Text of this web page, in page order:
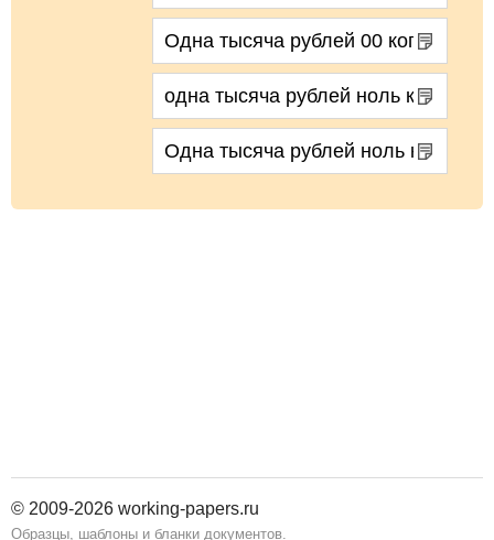
© 2009-2026 working-papers.ru
Образцы, шаблоны и бланки документов.